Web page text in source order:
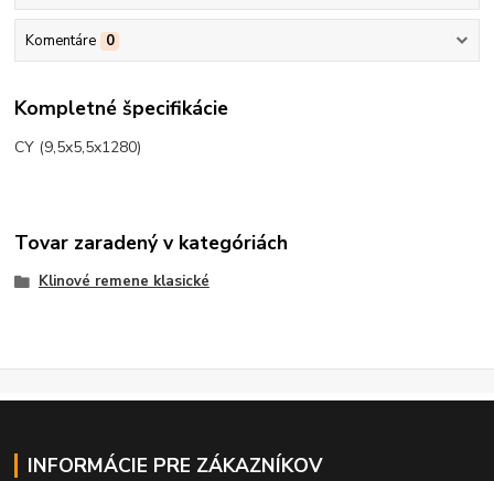
Komentáre 0
Kompletné špecifikácie
CY (9,5x5,5x1280)
Tovar zaradený v kategóriách
Klinové remene klasické
INFORMÁCIE PRE ZÁKAZNÍKOV